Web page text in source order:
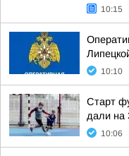
10:15
10:10
Старт
дали на
10:06